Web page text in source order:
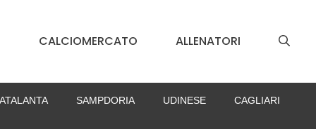
CALCIOMERCATO ALLENATORI
ATALANTA SAMPDORIA UDINESE CAGLIARI